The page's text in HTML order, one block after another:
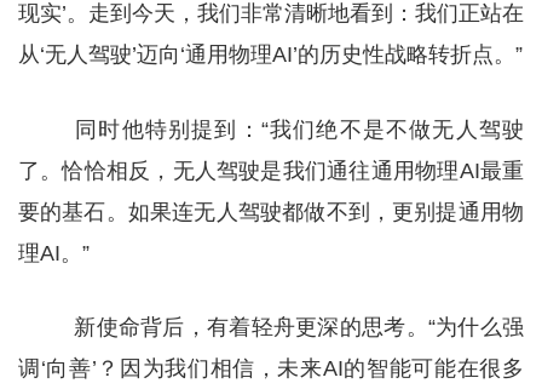
现实’。走到今天，我们非常清晰地看到：我们正站在
从‘无人驾驶’迈向‘通用物理AI’的历史性战略转折点。”
同时他特别提到：“我们绝不是不做无人驾驶
了。恰恰相反，无人驾驶是我们通往通用物理AI最重
要的基石。如果连无人驾驶都做不到，更别提通用物
理AI。”
新使命背后，有着轻舟更深的思考。“为什么强
调‘向善’？因为我们相信，未来AI的智能可能在很多